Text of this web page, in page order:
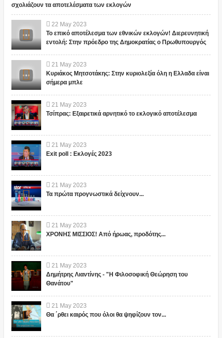
σχολιάζουν τα αποτελέσματα των εκλογών
22 May 2023
Το επικό αποτέλεσμα των εθνικών εκλογών! Διερευνητική
εντολή: Στην πρόεδρο της Δημοκρατίας ο Πρωθυπουργός
21 May 2023
Κυριάκος Μητσοτάκης: Στην κυριολεξία όλη η Ελλαδα είναι
σήμερα μπλε
21 May 2023
Τσίπρας: Εξαιρετικά αρνητικό το εκλογικό αποτέλεσμα
21 May 2023
Exit poll : Εκλογές 2023
21 May 2023
Τα πρώτα προγνωστικά δείχνουν...
21 May 2023
ΧΡΟΝΗΣ ΜΙΣΣΙΟΣ! Από ήρωας, προδότης...
21 May 2023
Δημήτρης Λιαντίνης - "Η Φιλοσοφική Θεώρηση του
Θανάτου"
21 May 2023
Θα ΄ρθει καιρός που όλοι θα ψηφίζουν τον...